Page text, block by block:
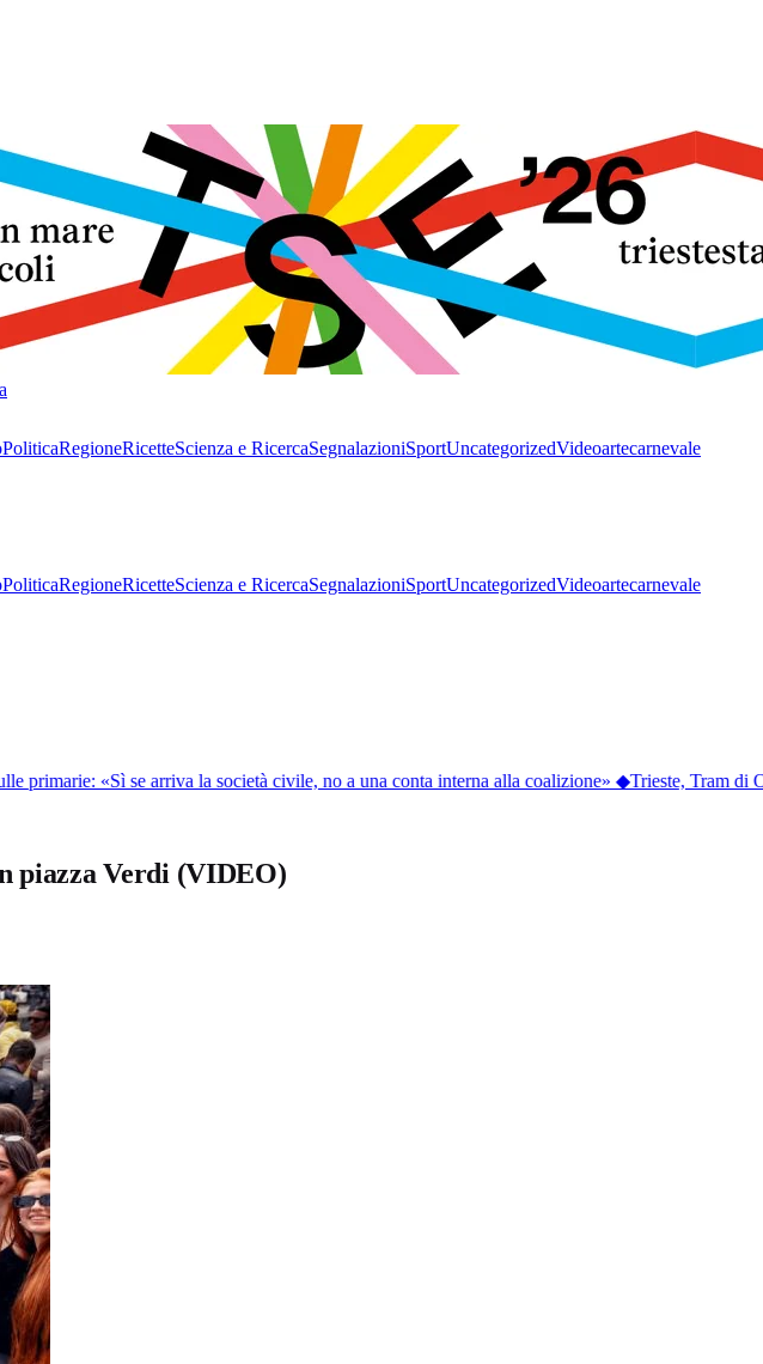
PoliticaRegioneRicetteScienza e RicercaSegnalazioniSportUncategorizedVideoartecarnevale
PoliticaRegioneRicetteScienza e RicercaSegnalazioniSportUncategorizedVideoartecarnevale
primarie: «Sì se arriva la società civile, no a una conta interna alla coalizione»◆ Trieste, Tram di
piazza Verdi (VIDEO)